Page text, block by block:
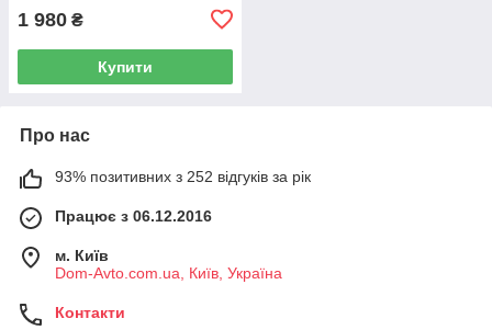
1 980 ₴
Купити
Про нас
93% позитивних з 252 відгуків за рік
Працює з 06.12.2016
м. Київ
Dom-Avto.com.ua, Київ, Україна
Контакти